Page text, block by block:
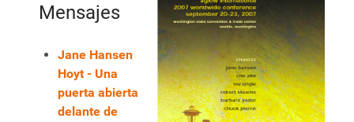
Mensajes
Jane Hansen
Hoyt - Una
puerta abierta
delante de